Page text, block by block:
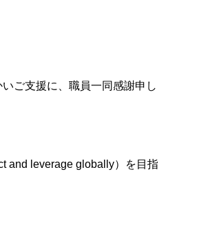
ご支援に、職員一同感謝申し
and leverage globally）を目指